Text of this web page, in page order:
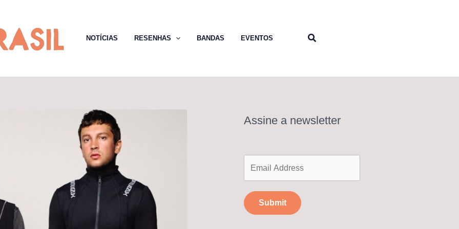
NOTÍCIAS RESENHAS BANDAS EVENTOS Pesquisar
Assine a newsletter
Submit